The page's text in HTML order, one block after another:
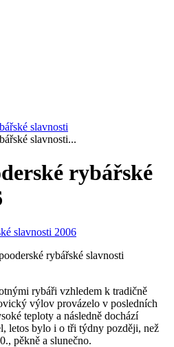
slavnosti
slavnosti...
rybářské
rybářské slavnosti
rybáři vzhledem k tradičně
výlov provázelo v posledních
teploty a následně dochází
letos bylo i o tři týdny později, než
pěkně a slunečno.